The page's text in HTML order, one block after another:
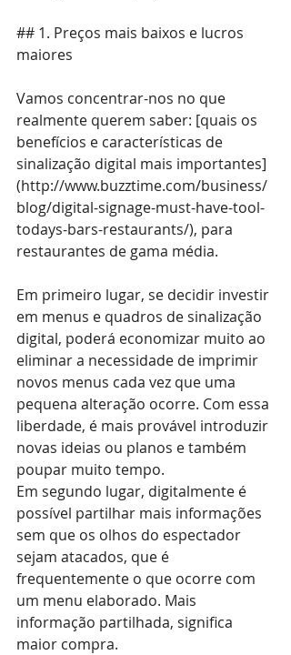
## 1. Preços mais baixos e lucros
maiores
Vamos concentrar-nos no que
realmente querem saber: [quais os
benefícios e características de
sinalização digital mais importantes]
(http://www.buzztime.com/business/
blog/digital-signage-must-have-tool-
todays-bars-restaurants/), para
restaurantes de gama média.
Em primeiro lugar, se decidir investir
em menus e quadros de sinalização
digital, poderá economizar muito ao
eliminar a necessidade de imprimir
novos menus cada vez que uma
pequena alteração ocorre. Com essa
liberdade, é mais provável introduzir
novas ideias ou planos e também
poupar muito tempo.
Em segundo lugar, digitalmente é
possível partilhar mais informações
sem que os olhos do espectador
sejam atacados, que é
frequentemente o que ocorre com
um menu elaborado. Mais
informação partilhada, significa
maior compra.